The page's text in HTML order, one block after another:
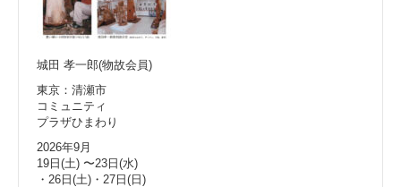
城田 孝一郎(物故会員)
東京：清瀬市
コミュニティ
プラザひまわり
2026年9月
19日(土) 〜23日(水)
・26日(土)・27日(日)